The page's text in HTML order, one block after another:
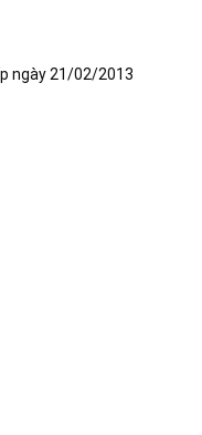
ngày 21/02/2013